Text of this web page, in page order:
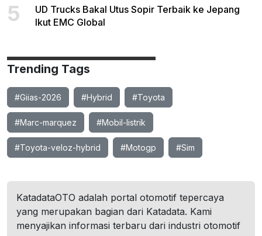
5
UD Trucks Bakal Utus Sopir Terbaik ke Jepang
Ikut EMC Global
Trending Tags
#Giias-2026 #Hybrid #Toyota
#Marc-marquez #Mobil-listrik
#Toyota-veloz-hybrid #Motogp #Sim
KatadataOTO adalah portal otomotif tepercaya
yang merupakan bagian dari Katadata. Kami
menyajikan informasi terbaru dari industri otomotif